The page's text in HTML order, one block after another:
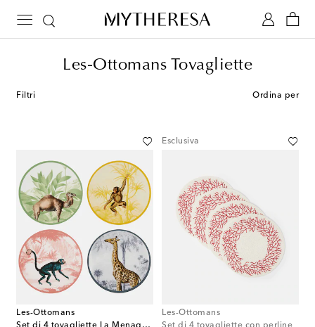
Les-Ottomans Tovagliette
Filtri Ordina per
Les-Ottomans
Set di 4 tovagliette La Menagerie Ottomane
Esclusiva
Les-Ottomans
Set di 4 tovagliette con perline